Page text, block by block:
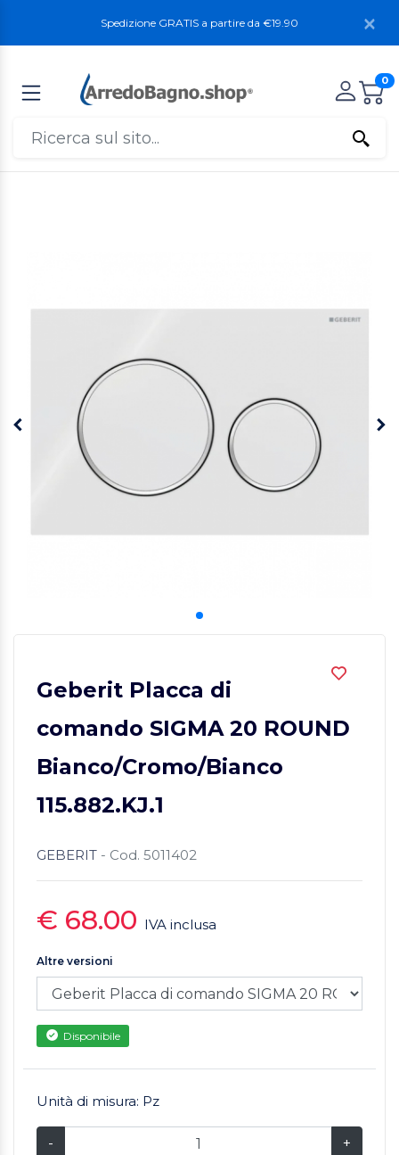
Spedizione GRATIS a partire da €19.90
0
Geberit Placca di
comando SIGMA 20 ROUND
Bianco/Cromo/Bianco
115.882.KJ.1
GEBERIT - Cod. 5011402
€ 68.00 IVA inclusa
Altre versioni
Disponibile
Unità di misura: Pz
- +